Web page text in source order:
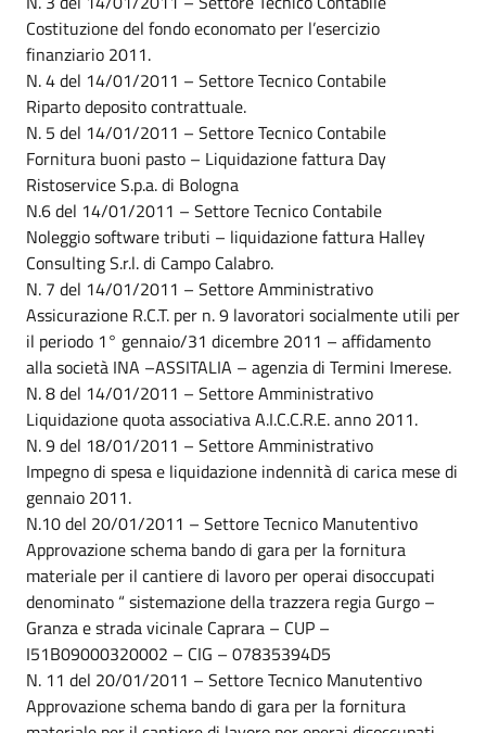
Costituzione del fondo economato per l’esercizio
finanziario 2011.
N. 4 del 14/01/2011 – Settore Tecnico Contabile
Riparto deposito contrattuale.
N. 5 del 14/01/2011 – Settore Tecnico Contabile
Fornitura buoni pasto – Liquidazione fattura Day
Ristoservice S.p.a. di Bologna
N.6 del 14/01/2011 – Settore Tecnico Contabile
Noleggio software tributi – liquidazione fattura Halley
Consulting S.r.l. di Campo Calabro.
N. 7 del 14/01/2011 – Settore Amministrativo
Assicurazione R.C.T. per n. 9 lavoratori socialmente utili per
il periodo 1° gennaio/31 dicembre 2011 – affidamento
alla società INA –ASSITALIA – agenzia di Termini Imerese.
N. 8 del 14/01/2011 – Settore Amministrativo
Liquidazione quota associativa A.I.C.C.R.E. anno 2011.
N. 9 del 18/01/2011 – Settore Amministrativo
Impegno di spesa e liquidazione indennità di carica mese di
gennaio 2011.
N.10 del 20/01/2011 – Settore Tecnico Manutentivo
Approvazione schema bando di gara per la fornitura
materiale per il cantiere di lavoro per operai disoccupati
denominato “ sistemazione della trazzera regia Gurgo –
Granza e strada vicinale Caprara – CUP –
I51B09000320002 – CIG – 07835394D5
N. 11 del 20/01/2011 – Settore Tecnico Manutentivo
Approvazione schema bando di gara per la fornitura